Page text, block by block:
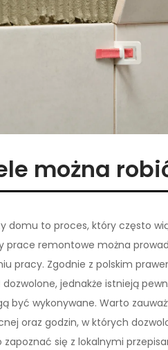
można
domu to proces, który często
prace remontowe można
pracy. Zgodnie z polskim
jednakże istnieją
być wykonywane. Warto
oraz godzin, w których
się z lokalnymi